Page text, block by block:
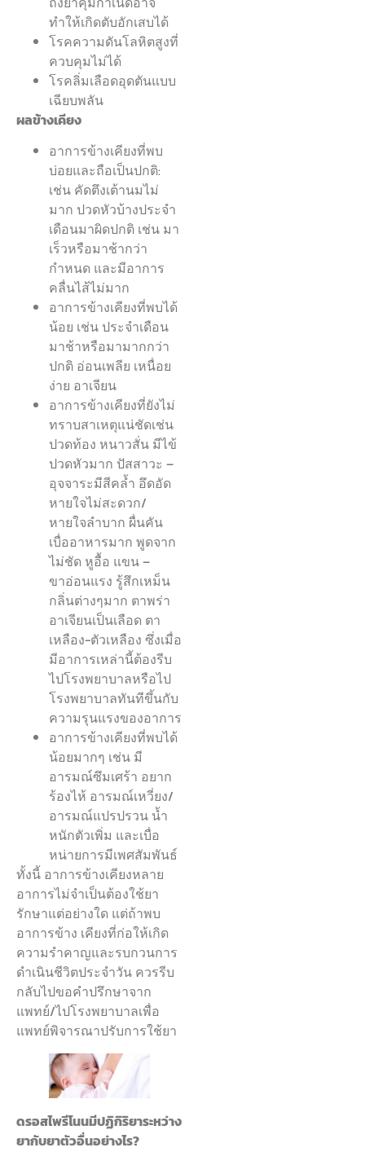
ทำให้เกิดตับอักเสบได้
โรคความดันโลหิตสูงที่
ควบคุมไม่ได้
โรคลิ่มเลือดอุดตันแบบ
เฉียบพลัน
ผลข้างเคียง
อาการข้างเคียงที่พบ
บ่อยและถือเป็นปกติ:
เช่น คัดตึงเต้านมไม่
มาก ปวดหัวบ้างประจำ
เดือนมาผิดปกติ เช่น มา
เร็วหรือมาช้ากว่า
กำหนด และมีอาการ
คลื่นไส้ไม่มาก
อาการข้างเคียงที่พบได้
น้อย เช่น ประจำเดือน
มาช้าหรือมามากกว่า
ปกติ อ่อนเพลีย เหนื่อย
ง่าย อาเจียน
อาการข้างเคียงที่ยังไม่
ทราบสาเหตุแน่ชัดเช่น
ปวดท้อง หนาวสั่น มีไข้
ปวดหัวมาก ปัสสาวะ –
อุจจาระมีสีคล้ำ อึดอัด
หายใจไม่สะดวก/
หายใจลำบาก ผื่นคัน
เบื่ออาหารมาก พูดจาก
ไม่ชัด หูอื้อ แขน –
ขาอ่อนแรง รู้สึกเหม็น
กลิ่นต่างๆมาก ตาพร่า
อาเจียนเป็นเลือด ตา
เหลือง-ตัวเหลือง ซึ่งเมื่อ
มีอาการเหล่านี้ต้องรีบ
ไปโรงพยาบาลหรือไป
โรงพยาบาลทันทีขึ้นกับ
ความรุนแรงของอาการ
อาการข้างเคียงที่พบได้
น้อยมากๆ เช่น มี
อารมณ์ซึมเศร้า อยาก
ร้องไห้ อารมณ์เหวี่ยง/
อารมณ์แปรปรวน น้ำ
หนักตัวเพิ่ม และเบื่อ
หน่ายการมีเพศสัมพันธ์
ทั้งนี้ อาการข้างเคียงหลาย
อาการไม่จำเป็นต้องใช้ยา
รักษาแต่อย่างใด แต่ถ้าพบ
อาการข้าง เคียงที่ก่อให้เกิด
ความรำคาญและรบกวนการ
ดำเนินชีวิตประจำวัน ควรรีบ
กลับไปขอคำปรึกษาจาก
แพทย์/ไปโรงพยาบาลเพื่อ
แพทย์พิจารณาปรับการใช้ยา
ดรอสไพรีโนนมีปฏิกิริยาระหว่าง
ยากับยาตัวอื่นอย่างไร?